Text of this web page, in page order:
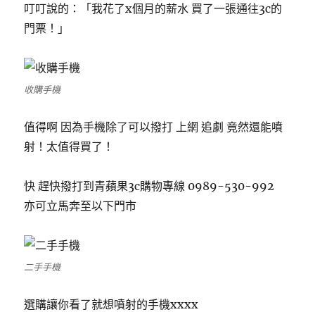
叮叮說的：「我花了x個月的薪水 買了一張通往3c的
門票！」
收購手機
值得啊 因為手機除了可以撥打 上網 追劇 竟然還能噴
射！太值得買了！
快 趕快撥打到青蘋果3c購物專線 0989-530-992
亦可立馬奔至以下門市
二手手機
選購讓你看了就想噴射的手機xxxx